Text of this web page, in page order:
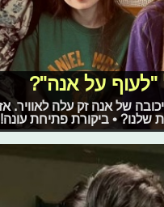
על אנה"?
של אנה זק עלה לאוויר.
• ביקורת פתיחת עונה!